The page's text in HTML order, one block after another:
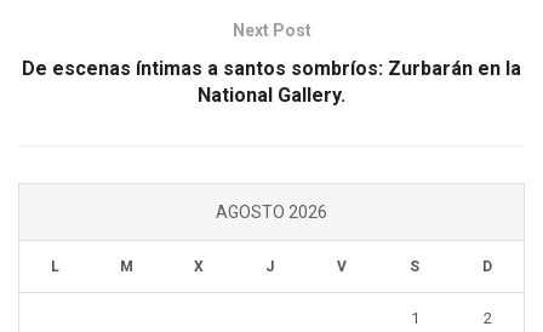
Next Post
De escenas íntimas a santos sombríos: Zurbarán en la
National Gallery.
AGOSTO 2026
L M X J V S D
1 2